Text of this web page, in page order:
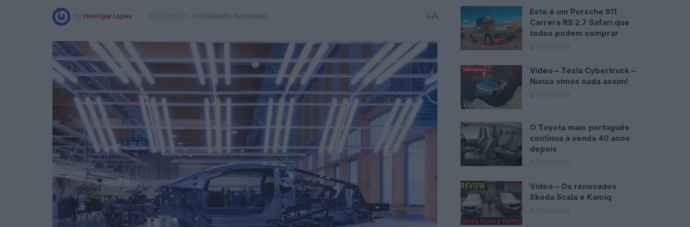
by Henrique Lopes 07/12/2023 in Atualidade Destaques AA
Este é um Porsche 911
Carrera RS 2.7 Safari que
todos podem comprar
13/03/2024
Vídeo – Tesla Cybertruck –
Nunca vimos nada assim!
13/05/2024
O Toyota mais português
continua à venda 40 anos
depois
31/07/2026
Vídeo – Os renovados
Skoda Scala e Kamiq
12/02/2024